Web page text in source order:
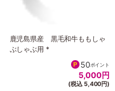
鹿児島県産 黒毛和牛ももしゃ
ぶしゃぶ用 *
50ポイント
5,000円
(税込 5,400円)